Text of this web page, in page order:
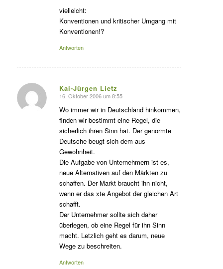
vielleicht:
Konventionen und kritischer Umgang mit
Konventionen!?
Antworten
Kai-Jürgen Lietz
s
agte:
16. Oktober 2006 um 8:55
Wo immer wir in Deutschland hinkommen,
finden wir bestimmt eine Regel, die
sicherlich ihren Sinn hat. Der genormte
Deutsche beugt sich dem aus
Gewohnheit.
Die Aufgabe von Unternehmern ist es,
neue Alternativen auf den Märkten zu
schaffen. Der Markt braucht ihn nicht,
wenn er das xte Angebot der gleichen Art
schafft.
Der Unternehmer sollte sich daher
überlegen, ob eine Regel für ihn Sinn
macht. Letzlich geht es darum, neue
Wege zu beschreiten.
Antworten